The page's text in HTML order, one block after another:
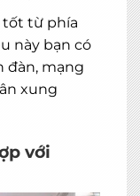
tốt từ phía
này bạn có
đàn, mạng
xung
với